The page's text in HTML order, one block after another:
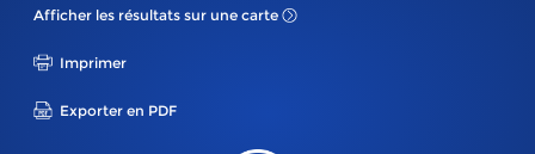
Afficher les résultats sur une carte
Imprimer
Exporter en PDF